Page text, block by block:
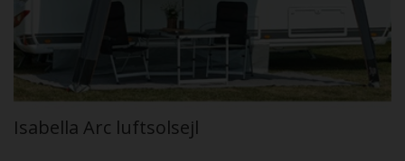
Isabella Arc luftsolsejl